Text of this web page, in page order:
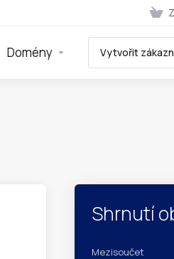
Domény Vytvořit
Shrnutí
Mezisoučet